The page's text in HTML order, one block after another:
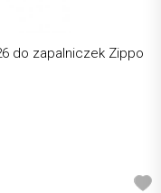
do zapalniczek Zippo